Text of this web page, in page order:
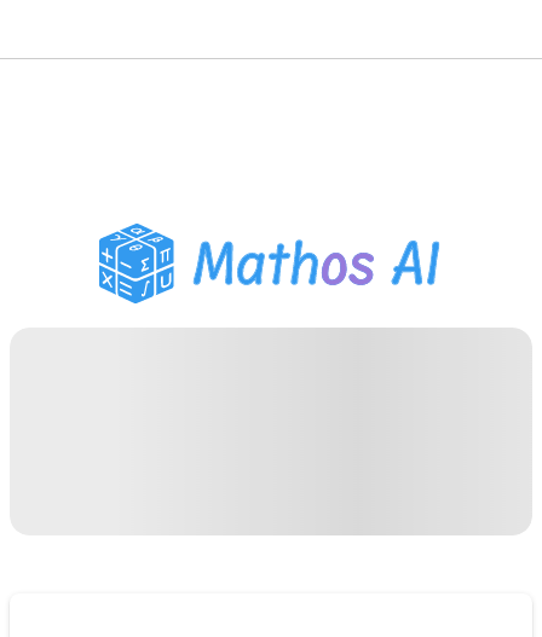
Assistente Compiti PDF
Strumenti di studio